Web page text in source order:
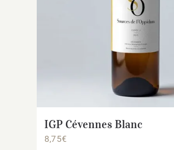
IGP Cévennes Blanc
8,75€